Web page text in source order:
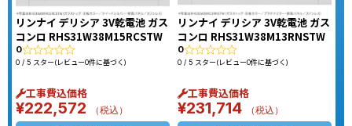
リンナイ デリシア 3V乾電池 ガス
コンロ RHS31W38M15RCSTW
0
0 / 5 スター(レビュー0件に基づく)
工事費込価格
¥222,572 （税込）
リンナイ デリシア 3V乾電池 ガス
コンロ RHS31W38M13RNSTW
0
0 / 5 スター(レビュー0件に基づく)
工事費込価格
¥231,714 （税込）